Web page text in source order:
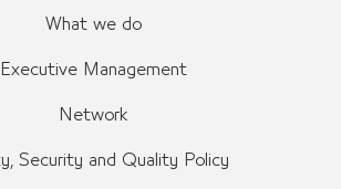
What we do
Executive Management
Network
Security and Quality Policy